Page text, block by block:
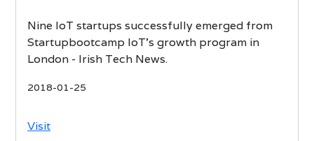
Nine IoT startups successfully emerged from
Startupbootcamp IoT’s growth program in
London - Irish Tech News.
2018-01-25
Visit